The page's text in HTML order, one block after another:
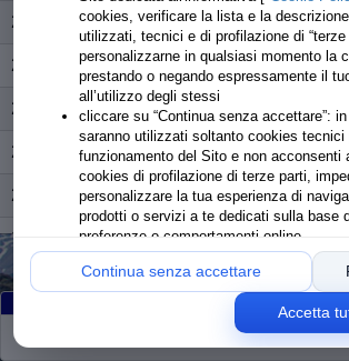
291 Agnese Fulvio
292 Rubagotti Diego
293 Castellari Loredana
294 Perrone Francesco
295 Brignone Chiara
296 Munari Alessio
297 Passet Fabio
:278 Ritirati:1
cookies, verificare la lista e la
utilizzati, tecnici e di profilazione di “terze
personalizzarne in qualsiasi momento la
prestando o negando espressamente il
all’utilizzo degli stessi
cliccare su “Continua senza accettare”:
saranno utilizzati soltanto cookies tecnici
funzionamento del Sito e non acconsenti
cookies di profilazione di terze parti,
personalizzare la tua esperienza di
prodotti o servizi a te dedicati sulla base
preferenze o comportamenti online
Continua senza accettare
Accetta